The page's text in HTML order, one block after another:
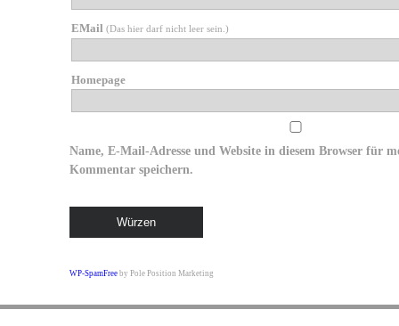
EMail (Das hier darf nicht leer sein.)
Homepage
Name, E-Mail-Adresse und Website in diesem Browser für
Kommentar speichern.
WP-SpamFree by Pole Position Marketing